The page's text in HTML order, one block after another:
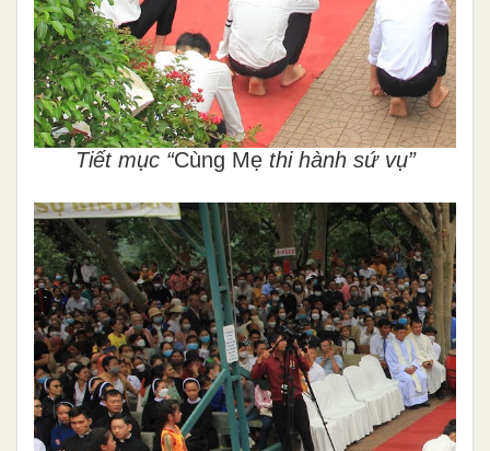
Tiết mục “Cùng Mẹthi hành sứ vụ”